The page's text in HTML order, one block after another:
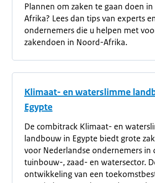
Plannen om zaken te gaan doen
Afrika? Lees dan tips van experts
ondernemers die u helpen met
zakendoen in Noord-Afrika.
Klimaat- en waterslimme
Egypte
De combitrack Klimaat- en
landbouw in Egypte biedt grote
voor Nederlandse ondernemers in
tuinbouw-, zaad- en watersector.
ontwikkeling van een